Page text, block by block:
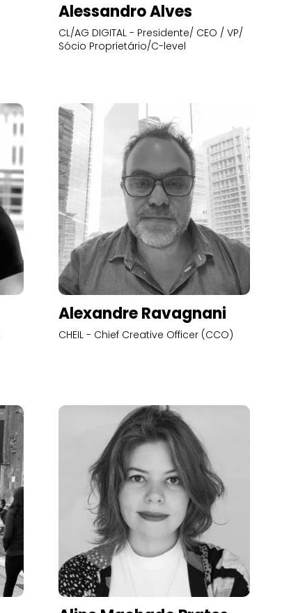
Alessandro Alves
CL/AG DIGITAL - Presidente/ CEO / VP/
Sócio Proprietário/C-level
Alexandre Ravagnani
CHEIL - Chief Creative Officer (CCO)